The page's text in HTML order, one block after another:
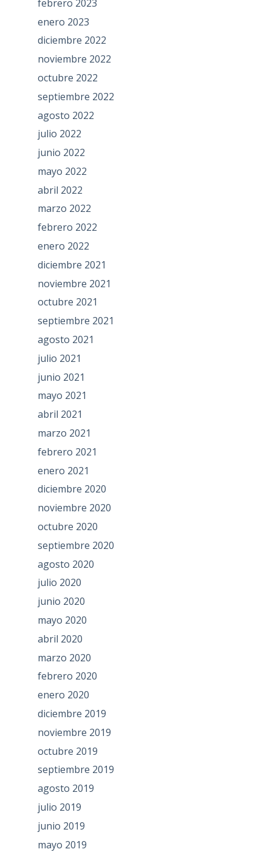
febrero 2023
enero 2023
diciembre 2022
noviembre 2022
octubre 2022
septiembre 2022
agosto 2022
julio 2022
junio 2022
mayo 2022
abril 2022
marzo 2022
febrero 2022
enero 2022
diciembre 2021
noviembre 2021
octubre 2021
septiembre 2021
agosto 2021
julio 2021
junio 2021
mayo 2021
abril 2021
marzo 2021
febrero 2021
enero 2021
diciembre 2020
noviembre 2020
octubre 2020
septiembre 2020
agosto 2020
julio 2020
junio 2020
mayo 2020
abril 2020
marzo 2020
febrero 2020
enero 2020
diciembre 2019
noviembre 2019
octubre 2019
septiembre 2019
agosto 2019
julio 2019
junio 2019
mayo 2019